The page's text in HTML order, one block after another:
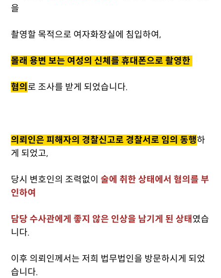
을
촬영할 목적으로 여자화장실에 침입하여,
몰래 용변 보는 여성의 신체를 휴대폰으로 촬영한
혐의 로 조사를 받게 되었습니다.
의뢰인은 피해자의 경찰신고로 경찰서로 임의 동행하
게 되었고,
당시 변호인의 조력없이 술에 취한 상태에서 혐의를 부
인하여
담당 수사관에게 좋지 않은 인상을 남기게 된 상태 였습
니다.
이후 의뢰인께서는 저희 법무법인을 방문하시게 되었
습니다.